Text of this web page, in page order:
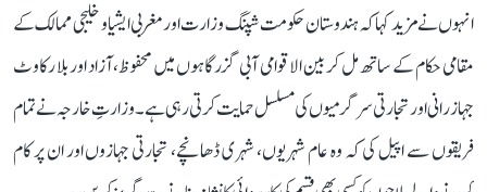
انہوں نے مزید کہا کہ ہندوستان حکومت شپنگ وزارت اور مغربی ایشیا و خلیجی ممالک کے
مقامی حکام کے ساتھ مل کر بین الاقوامی آبی گزرگاہوں میں محفوظ، آزاد اور بلا رکاوٹ
جہاز رانی اور تجارتی سرگرمیوں کی مسلسل حمایت کرتی رہی ہے۔ وزارتِ خارجہ نے تمام
فریقوں سے اپیل کی کہ وہ عام شہریوں، شہری ڈھانچے، تجارتی جہازوں اور ان پر کام